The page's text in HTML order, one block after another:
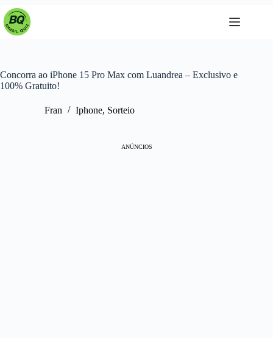
Pular
para
Concorra ao iPhone 15 Pro Max com Luandrea – Exclusivo e
100% Gratuito!
Fran Iphone, Sorteio
ANÚNCIOS